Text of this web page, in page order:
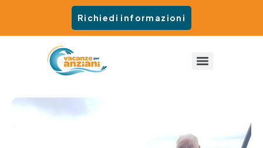
Richiedi informazioni